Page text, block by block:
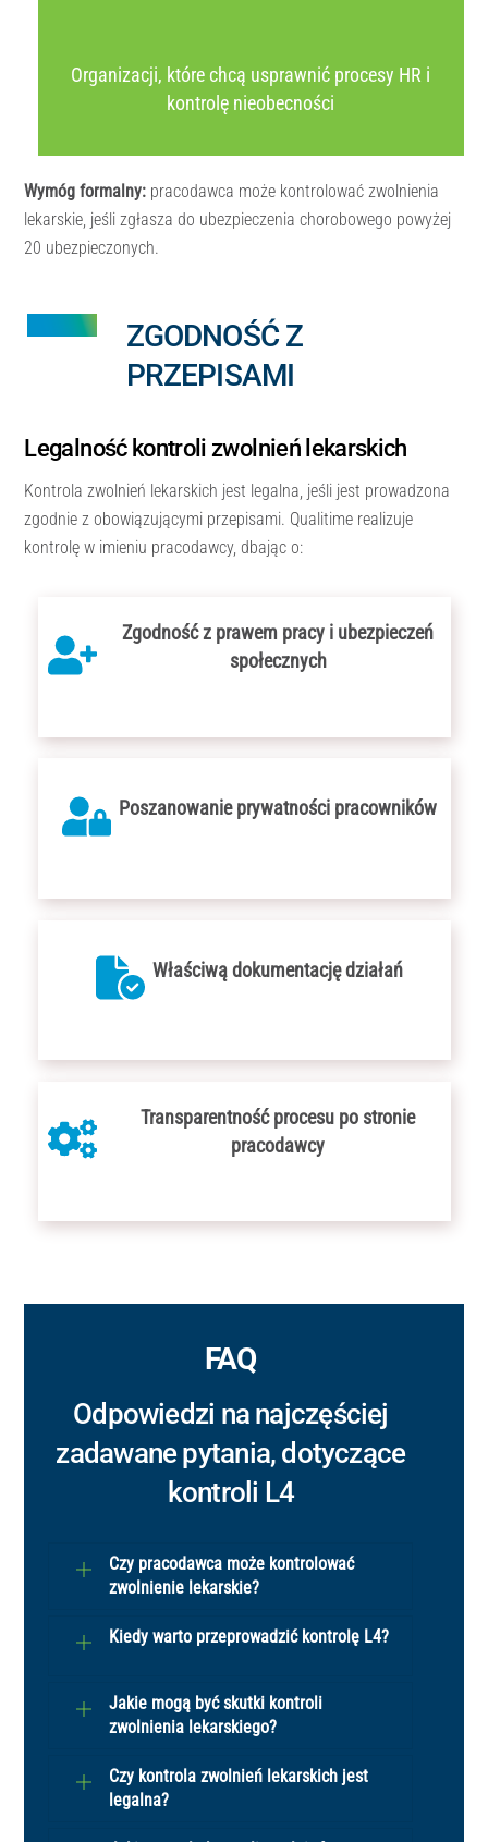
Organizacji, które chcą usprawnić procesy HR i
kontrolę nieobecności
Wymóg formalny: pracodawca może kontrolować zwolnienia
lekarskie, jeśli zgłasza do ubezpieczenia chorobowego powyżej
20 ubezpieczonych.
ZGODNOŚĆ Z
PRZEPISAMI
Legalność kontroli zwolnień lekarskich
Kontrola zwolnień lekarskich jest legalna, jeśli jest prowadzona
zgodnie z obowiązującymi przepisami. Qualitime realizuje
kontrolę w imieniu pracodawcy, dbając o:
Zgodność z prawem pracy i ubezpieczeń
społecznych
Poszanowanie prywatności pracowników
Właściwą dokumentację działań
Transparentność procesu po stronie
pracodawcy
FAQ
Odpowiedzi na najczęściej
zadawane pytania, dotyczące
kontroli L4
Czy pracodawca może kontrolować
zwolnienie lekarskie?
Kiedy warto przeprowadzić kontrolę L4?
Jakie mogą być skutki kontroli
zwolnienia lekarskiego?
Czy kontrola zwolnień lekarskich jest
legalna?